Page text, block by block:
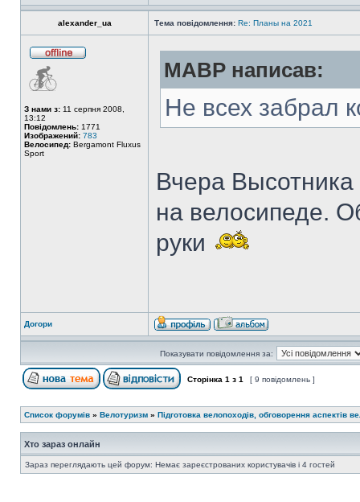
alexander_ua Тема повідомлення: Re: Планы на 2021
З нами з: 11 серпня 2008,
13:12
Повідомлень: 1771
Изображений: 783
Велосипед: Bergamont Fluxus
Sport
MABP написав:
Не всех забрал
Вчера Высотника
на велосипеде.
руки
Догори
Показувати повідомлення за:
Сторінка 1 з 1 [ 9 повідомлень ]
Список форумів » Велотуризм » Підготовка велопоходів, обговорення аспектів
Хто зараз онлайн
Зараз переглядають цей форум: Немає зареєстрованих користувачів і 4 гостей